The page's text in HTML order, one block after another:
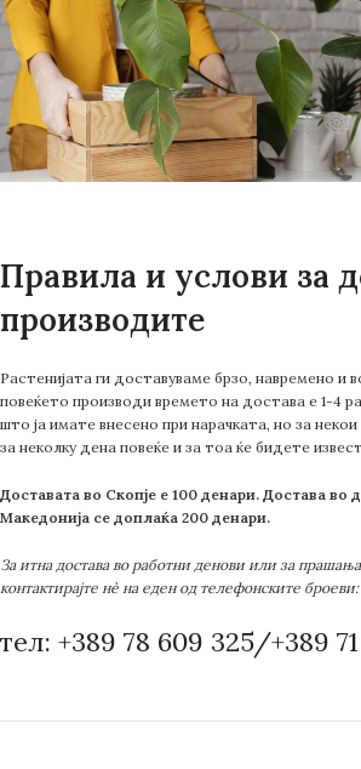
Правила и услови за
производите
Растенијата ги доставуваме брзо, навремено и
повеќето производи времето на достава е 1-4
што ја имате внесено при нарачката, но за
за неколку дена повеќе и за тоа ќе бидете
Доставата во Скопје е 100 денари. Достава во
Македонија се доплаќа 200 денари.
За итна достава во работни денови или за прашања
контактирајте нè на еден од телефонските броеви:
тел: +389 78 609 325/+389